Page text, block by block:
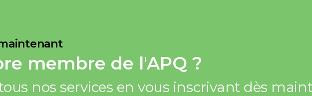
membre de l'APQ ?
nos services en vous inscrivant dès